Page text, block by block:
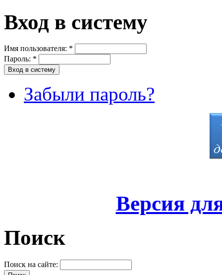
Вход в систему
Имя пользователя: *
Пароль: *
Забыли пароль?
Версия
Поиск
Поиск на сайте: